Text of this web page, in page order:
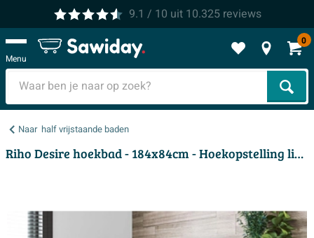
9.1 / 10 uit 10.325reviews
Menu
0
Naar half vrijstaande baden
Riho Desire hoekbad - 184x84cm - Hoekopstelling links - met chromen badvuller - Acryl wit glans